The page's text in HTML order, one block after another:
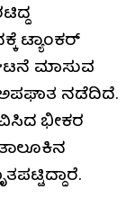
ಟ್ಯಾಂಕರ್
ಮಾಸುವ
ಅಪಘಾತ ನಡೆದಿದೆ.
ಭೀಕರ